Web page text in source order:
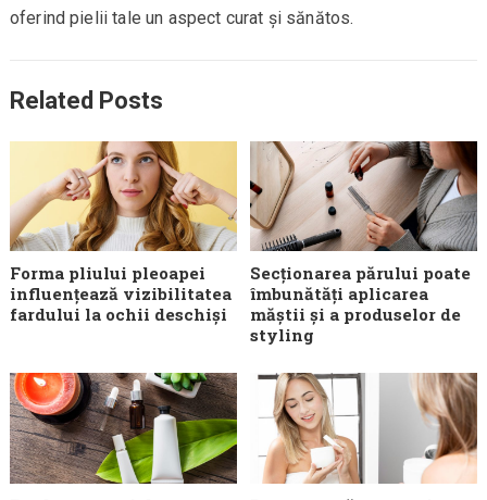
oferind pielii tale un aspect curat și sănătos.
Related Posts
Forma pliului pleoapei
influențează vizibilitatea
fardului la ochii deschiși
Secționarea părului poate
îmbunătăți aplicarea
măștii și a produselor de
styling